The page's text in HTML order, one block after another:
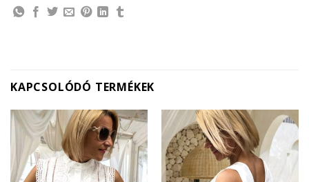
KAPCSOLÓDÓ TERMÉKEK